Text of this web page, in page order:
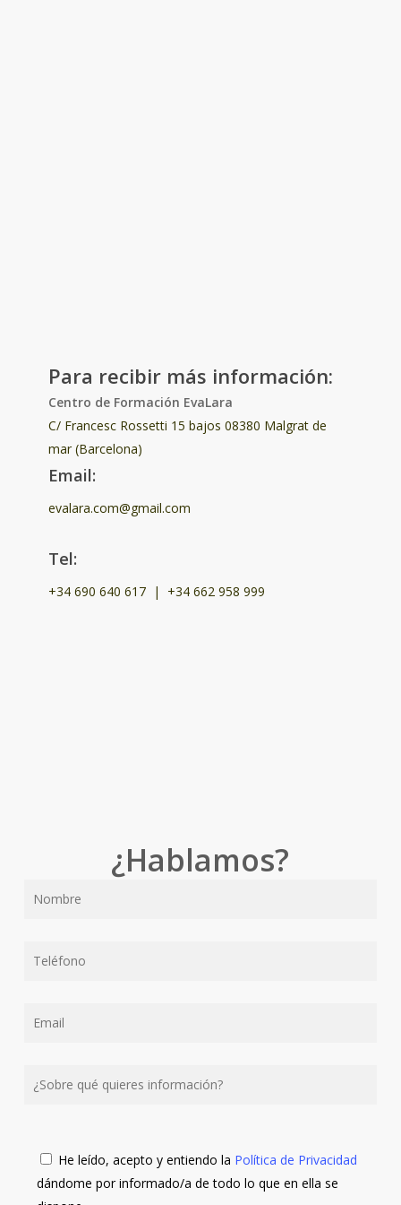
Para recibir más información:
Centro de Formación EvaLara
C/ Francesc Rossetti 15 bajos 08380 Malgrat de
mar (Barcelona)
Email:
evalara.com@gmail.com
Tel:
+34 690 640 617 | +34 662 958 999
¿Hablamos?
He leído, acepto y entiendo la Política de Privacidad
dándome por informado/a de todo lo que en ella se